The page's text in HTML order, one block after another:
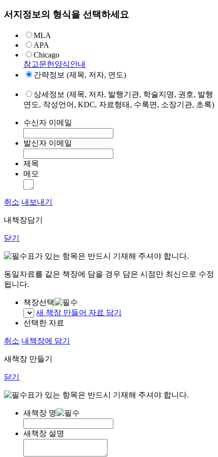
서지정보의 형식을 선택하세요
MLA
APA
Chicago
참고문헌양식안내
간략정보 (제목, 저자, 연도)
상세정보 (제목, 저자, 발행기관, 학술지명, 권호, 발행
연도, 작성언어, KDC, 자료형태, 수록면, 소장기관, 초록)
수신자 이메일
발신자 이메일
제목
메모
취소 내보내기
내책장담기
닫기
표가 있는 항목은 반드시 기재해 주셔야 합니다.
동일자료를 같은 책장에 담을 경우 담은 시점만 최신으로 수정
됩니다.
책장선택
새 책장 만들어 자료 담기
선택한 자료
취소 내책장에 담기
새책장 만들기
닫기
표가 있는 항목은 반드시 기재해 주셔야 합니다.
새책장 명
새책장 설명